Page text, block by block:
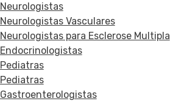
Neurologistas
Neurologistas Vasculares
Neurologistas para Esclerose Multipla
Endocrinologistas
Pediatras
Pediatras
Gastroenterologistas